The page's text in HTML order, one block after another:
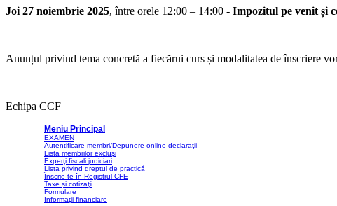
Joi 27 noiembrie 2025, între orele 12:00 – 14:00 - Impozitul pe venit și
Anunțul privind tema concretă a fiecărui curs și modalitatea de
Echipa CCF
Meniu Principal
EXAMEN
Autentificare membri/Depunere online declaraţii
Lista membrilor excluşi
Experţi fiscali judiciari
Lista privind dreptul de practică
Înscrie-te în Registrul CFE
Taxe și cotizaţii
Formulare
Informaţii financiare